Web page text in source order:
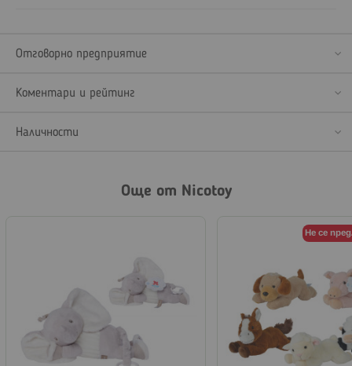
Отговорно предприятие
Коментари и рейтинг
Наличности
Още от Nicotoy
Не се